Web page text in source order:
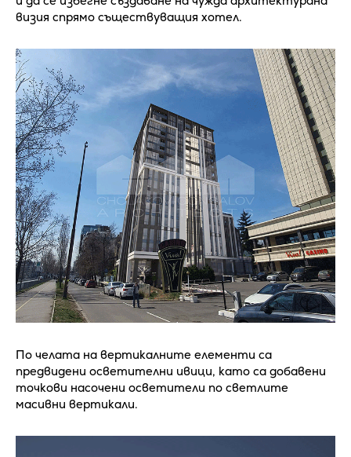
визия спрямо съществуващия хотел.
По челата на вертикалните елементи са
предвидени осветителни ивици, като са добавени
точкови насочени осветители по светлите
масивни вертикали.